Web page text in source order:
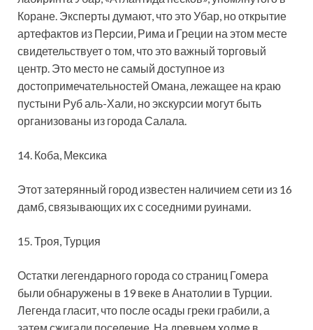
Коране. Эксперты думают, что это Убар, но открытие
артефактов из Персии, Рима и Греции на этом месте
свидетельствует о том, что это важный торговый
центр. Это место не самый доступное из
достопримечательностей Омана, лежащее на краю
пустыни Руб аль-Хали, но экскурсии могут быть
организованы из города Салала.
14. Коба, Мексика
Этот затерянный город известен наличием сети из 16
дамб, связывающих их с соседними руинами.
15. Троя, Турция
Остатки легендарного города со страниц Гомера
были обнаружены в 19 веке в Анатолии в Турции.
Легенда гласит, что после осады греки грабили, а